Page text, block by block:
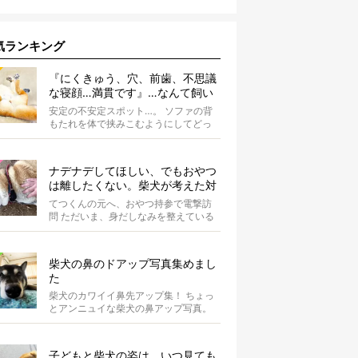
ランキング
『にくきゅう、穴、前歯、不思議
な寝顔…満貫です』…なんて飼い
主さんを言わしめた柴犬の謎すぎ
る寝相がコチラです。
安定の不安定スポット…。 ソファの背
もたれを体で挟みこむようにしてどっ
かり。そしてだらーんと足を垂直に落
ナデナデしてほしい、でもおやつ
は離したくない。柴犬が考えた対
応策が、欲しがりさんすぎて笑え
る【動画】
てつくんの元へ、おやつ持参で電撃訪
問 ただいま、身だしなみを整えている
最中の柴犬てつくん。 そこへ、オーナ
柴犬の鼻のドアップ写真集めまし
た
柴犬のカワイイ鼻先アップ集！ ちょっ
とアンニュイな柴犬の鼻アップ写真。
何やら物思いにふけっているようで